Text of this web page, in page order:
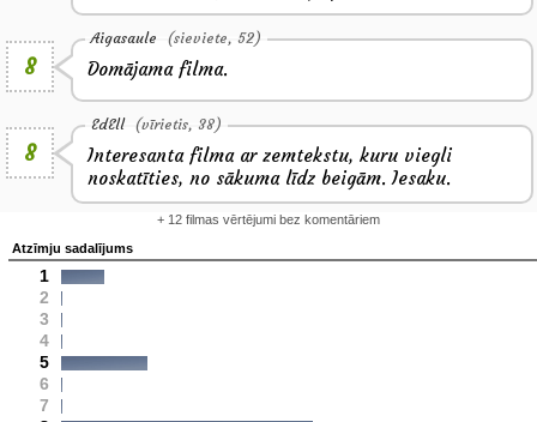
8
Aigasaule (sieviete, 52)
Domājama filma.
8
EdEll (vīrietis, 38)
Interesanta filma ar zemtekstu, kuru viegli
noskatīties, no sākuma līdz beigām. Iesaku.
+ 12 filmas vērtējumi bez komentāriem
Atzīmju sadalījums
1
2
3
4
5
6
7